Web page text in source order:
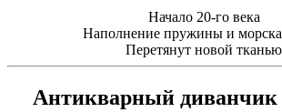
Начало 20-го века
Наполнение пружины и
Перетянут новой тканью
Антикварный диванчик